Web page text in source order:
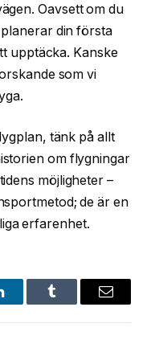
Oavsett om du
din första
upptäcka. Kanske
som vi
tänk på allt
om flygningar
möjligheter –
de är en
erfarenhet.
Tumblr Email